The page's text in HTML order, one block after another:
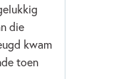
die
kwam
toen